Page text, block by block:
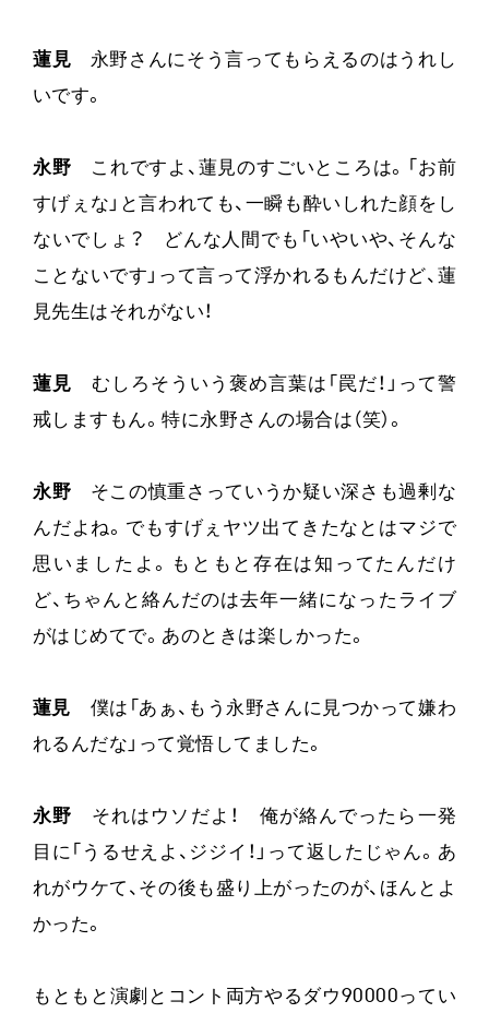
蓮見 永野さんにそう言ってもらえるのはうれし
いです。
永野 これですよ、蓮見のすごいところは。「お前
すげぇな」と言われても、一瞬も酔いしれた顔をし
ないでしょ？ どんな人間でも「いやいや、そんな
ことないです」って言って浮かれるもんだけど、蓮
見先生はそれがない！
蓮見 むしろそういう褒め言葉は「罠だ！」って警
戒しますもん。特に永野さんの場合は（笑）。
永野 そこの慎重さっていうか疑い深さも過剰な
んだよね。でもすげぇヤツ出てきたなとはマジで
思いましたよ。もともと存在は知ってたんだけ
ど、ちゃんと絡んだのは去年一緒になったライブ
がはじめてで。あのときは楽しかった。
蓮見 僕は「あぁ、もう永野さんに見つかって嫌わ
れるんだな」って覚悟してました。
永野 それはウソだよ！ 俺が絡んでったら一発
目に「うるせえよ、ジジイ！」って返したじゃん。あ
れがウケて、その後も盛り上がったのが、ほんとよ
かった。
もともと演劇とコント両方やるダウ90000ってい